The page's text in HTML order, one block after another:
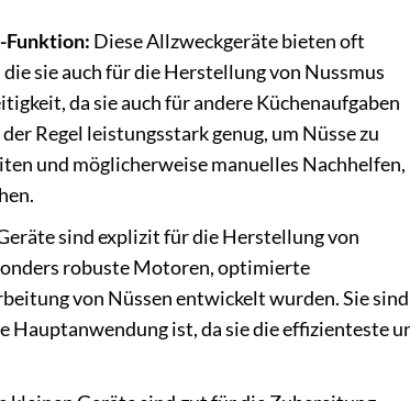
Funktion: Diese Allzweckgeräte bieten oft
sie auch für die Herstellung von Nussmus
da sie auch für andere Küchenaufgaben
Regel leistungsstark genug, um Nüsse zu
und möglicherweise manuelles Nachhelfen,
sind explizit für die Herstellung von
robuste Motoren, optimierte
von Nüssen entwickelt wurden. Sie
Hauptanwendung ist, da sie die effizienteste